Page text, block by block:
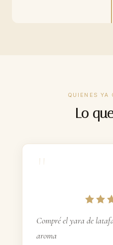
PAGO
$44.900–$69.900
Incluidas
ContraEntrega
QUIENES YA
Lo
"
Compré el yara de
aroma